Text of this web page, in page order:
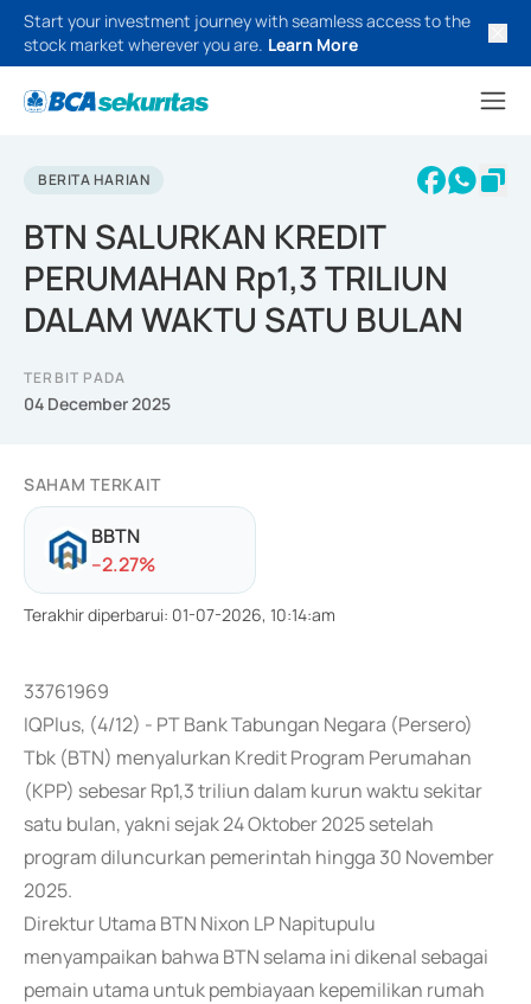
Start your investment journey with seamless access to the
stock market wherever you are. Learn More
BERITA HARIAN
BTN SALURKAN KREDIT
PERUMAHAN Rp1,3 TRILIUN
DALAM WAKTU SATU BULAN
TERBIT PADA
04 December 2025
SAHAM TERKAIT
BBTN
--2.27%
Terakhir diperbarui: 01-07-2026, 10:14:am
33761969
IQPlus, (4/12) - PT Bank Tabungan Negara (Persero)
Tbk (BTN) menyalurkan Kredit Program Perumahan
(KPP) sebesar Rp1,3 triliun dalam kurun waktu sekitar
satu bulan, yakni sejak 24 Oktober 2025 setelah
program diluncurkan pemerintah hingga 30 November
2025.
Direktur Utama BTN Nixon LP Napitupulu
menyampaikan bahwa BTN selama ini dikenal sebagai
pemain utama untuk pembiayaan kepemilikan rumah